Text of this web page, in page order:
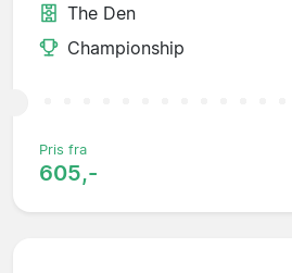
The Den
Championship
Pris fra
605,-